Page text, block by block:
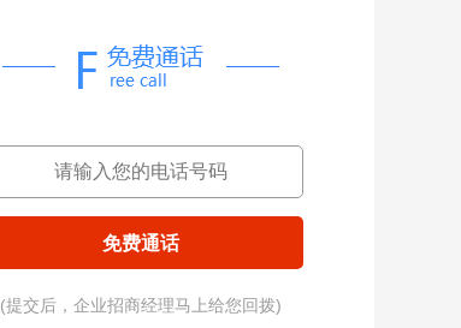
免费通话
(提交后，企业招商经理马上给您回拨)